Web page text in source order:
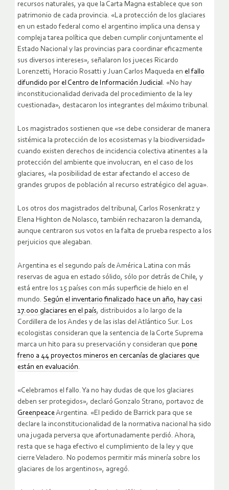
recursos naturales, ya que la Carta Magna establece que son
patrimonio de cada provincia. «La protección de los glaciares
en un estado federal como el argentino implica una densa y
compleja tarea política que deben cumplir conjuntamente el
Estado Nacional y las provincias para coordinar eficazmente
sus diversos intereses», señalaron los jueces Ricardo
Lorenzetti, Horacio Rosatti y Juan Carlos Maqueda en el fallo
difundido por el Centro de Información Judicial. «No hay
inconstitucionalidad derivada del procedimiento de la ley
cuestionada», destacaron los integrantes del máximo tribunal.
Los magistrados sostienen que «se debe considerar de manera
sistémica la protección de los ecosistemas y la biodiversidad»
cuando existen derechos de incidencia colectiva atinentes a la
protección del ambiente que involucran, en el caso de los
glaciares, «la posibilidad de estar afectando el acceso de
grandes grupos de población al recurso estratégico del agua».
Los otros dos magistrados del tribunal, Carlos Rosenkratz y
Elena Highton de Nolasco, también rechazaron la demanda,
aunque centraron sus votos en la falta de prueba respecto a los
perjuicios que alegaban.
Argentina es el segundo país de América Latina con más
reservas de agua en estado sólido, sólo por detrás de Chile, y
está entre los 15 países con más superficie de hielo en el
mundo. Según el inventario finalizado hace un año, hay casi
17.000 glaciares en el país, distribuidos a lo largo de la
Cordillera de los Andes y de las islas del Atlántico Sur. Los
ecologistas consideran que la sentencia de la Corte Suprema
marca un hito para su preservación y consideran que pone
freno a 44 proyectos mineros en cercanías de glaciares que
están en evaluación.
«Celebramos el fallo. Ya no hay dudas de que los glaciares
deben ser protegidos», declaró Gonzalo Strano, portavoz de
Greenpeace Argentina. «El pedido de Barrick para que se
declare la inconstitucionalidad de la normativa nacional ha sido
una jugada perversa que afortunadamente perdió. Ahora,
resta que se haga efectivo el cumplimiento de la ley y que
cierre Veladero. No podemos permitir más minería sobre los
glaciares de los argentinos», agregó.